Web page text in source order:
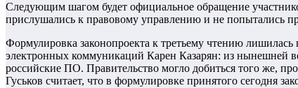
Следующим шагом будет официальное обращение
прислушались к правовому управлению и не попытались
Формулировка законопроекта к третьему чтению
электронных коммуникаций Карен Казарян: из нынешней
российские ПО. Правительство могло добиться того же,
Гуськов считает, что в формулировке принятого сегодня